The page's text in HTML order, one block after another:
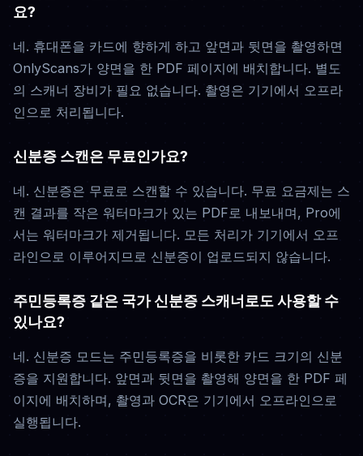
요?
네. 휴대폰을 카드에 향하게 하고 앞면과 뒷면을 촬영하면
OnlyScans가 양면을 한 PDF 페이지에 배치합니다. 별도
의 스캐너 장비가 필요 없습니다. 촬영은 기기에서 오프라
인으로 처리됩니다.
신분증 스캔은 무료인가요?
네. 신분증은 무료로 스캔할 수 있습니다. 무료 요금제는 스
캔 결과를 작은 워터마크가 있는 PDF로 내보내며, Pro에
서는 워터마크가 제거됩니다. 모든 처리가 기기에서 오프
라인으로 이루어지므로 신분증이 업로드되지 않습니다.
주민등록증 같은 국가 신분증 스캐너로도 사용할 수
있나요?
네. 신분증 모드는 주민등록증을 비롯한 카드 크기의 신분
증을 지원합니다. 앞면과 뒷면을 촬영해 양면을 한 PDF 페
이지에 배치하며, 촬영과 OCR은 기기에서 오프라인으로
실행됩니다.